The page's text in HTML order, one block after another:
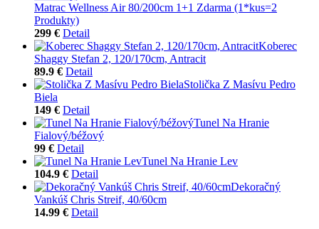
Matrac Wellness Air 80/200cm 1+1 Zdarma (1*kus=2
Produkty)
299 € Detail
Koberec
Shaggy Stefan 2, 120/170cm, Antracit
89.9 € Detail
Stolička Z Masívu Pedro
Biela
149 € Detail
Tunel Na Hranie
Fialový/béžový
99 € Detail
Tunel Na Hranie Lev
104.9 € Detail
Dekoračný
Vankúš Chris Streif, 40/60cm
14.99 € Detail